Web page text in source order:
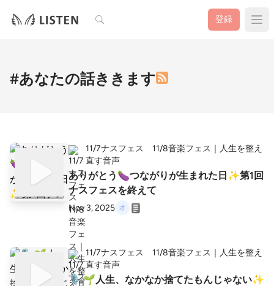
検索 登録
#あなたの話ききます
11/7ナスフェス 11/8音楽フェス｜人生を整え
直す音声
ありがとう🍆つながりが生まれた日✨第1回
ナスフェスを終えて
Nov 3, 2025
11/7ナスフェス 11/8音楽フェス｜人生を整え
直す音声
🎙️ 🌱人生、なかなか捨てたもんじゃない✨